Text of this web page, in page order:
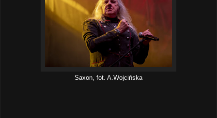
Saxon, fot. A.Wojcińska